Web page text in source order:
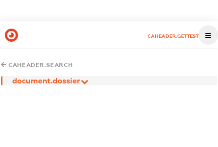
CAHEADER.GETTEST
CAHEADER.SEARCH
document.dossier